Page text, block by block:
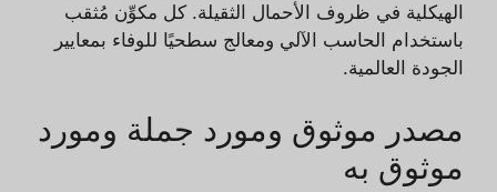
الهيكلية في ظروف الأحمال الثقيلة. كل مكوِّن مُثقب
باستخدام الحاسب الآلي ومعالج سطحيًا للوفاء بمعايير
الجودة العالمية.
مصدر موثوق ومورد جملة ومورد
موثوق به